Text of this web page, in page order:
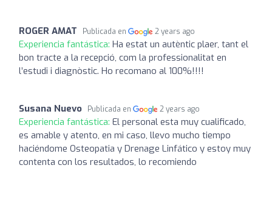
ROGER AMAT Publicada en 2 years ago
Experiencia fantástica: Ha estat un autèntic plaer, tant el
bon tracte a la recepció, com la professionalitat en
l’estudi i diagnòstic. Ho recomano al 100%!!!!
Susana Nuevo Publicada en 2 years ago
Experiencia fantástica: El personal esta muy cualificado,
es amable y atento, en mi caso, llevo mucho tiempo
haciéndome Osteopatia y Drenage Linfático y estoy muy
contenta con los resultados, lo recomiendo